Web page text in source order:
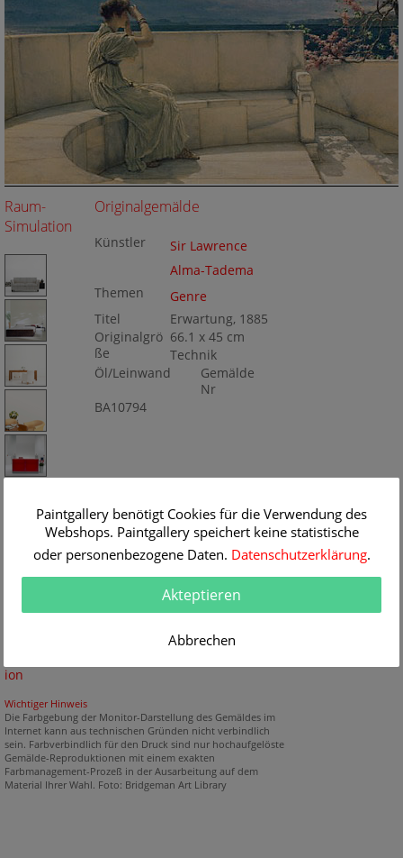
Raum-
Simulation
ion
Originalgemälde
Künstler
Sir Lawrence
Alma-Tadema
Themen
Genre
Titel
Erwartung, 1885
Originalgrö
ße
66.1 x 45 cm
Technik
Öl/Leinwand
Gemälde
Nr
BA10794
Wichtiger Hinweis
Die Farbgebung der Monitor-Darstellung des Gemäldes im
Internet kann aus technischen Gründen nicht verbindlich
sein. Farbverbindlich für den Druck sind nur hochaufgelöste
Gemälde-Reproduktionen mit einem exakten
Farbmanagement-Prozeß in der Ausarbeitung auf dem
Material Ihrer Wahl. Foto: Bridgeman Art Library
Paintgallery benötigt Cookies für die Verwendung des
Webshops. Paintgallery speichert keine statistische
oder personenbezogene Daten. Datenschutzerklärung.
Akteptieren
Abbrechen